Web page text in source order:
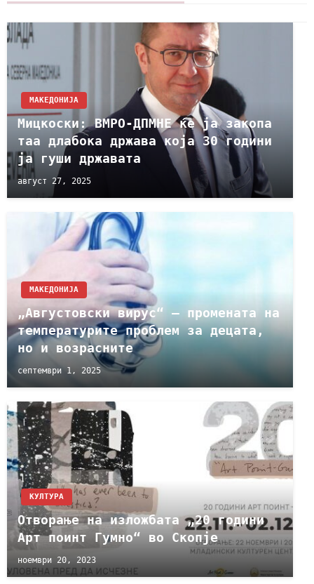
МАКЕДОНИЈА
Мицкоски: ВМРО-ДПМНЕ ќе ја закопа
таа длабока држава која 30 години
ја гуши државата
август 27, 2025
МАКЕДОНИЈА
„Августовски вирус“ – промената на
температурите проблем за децата,
но и возрасните
септември 1, 2025
КУЛТУРА
Отворање на изложбата „20 години
Арт поинт Гумно“ во Скопје
ноември 20, 2023